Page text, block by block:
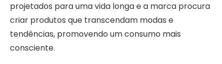
projetados para uma vida longa e a marca procura
criar produtos que transcendam modas e
tendências, promovendo um consumo mais
consciente.